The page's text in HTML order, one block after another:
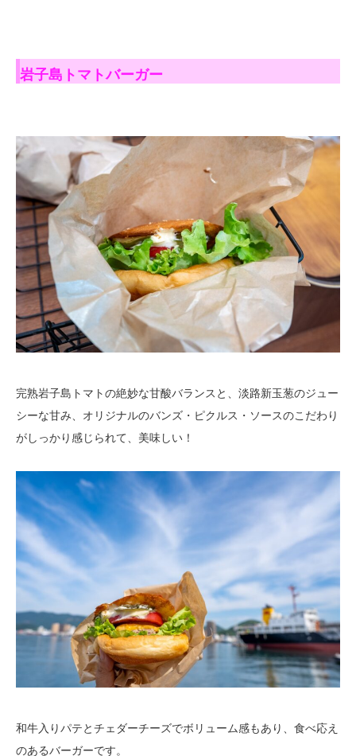
岩子島トマトバーガー
完熟岩子島トマトの絶妙な甘酸バランスと、淡路新玉葱のジュー
シーな甘み、オリジナルのバンズ・ピクルス・ソースのこだわり
がしっかり感じられて、美味しい！
和牛入りパテとチェダーチーズでボリューム感もあり、食べ応え
のあるバーガーです。